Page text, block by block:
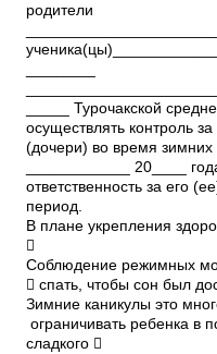
родители
_____ Турочакской
осуществлять контроль
(дочери) во время
____________ 20____
ответственность за его
период.
В плане укрепления

Соблюдение режимных
 спать, чтобы сон был
Зимние каникулы это
ограничивать ребенка в
сладкого 